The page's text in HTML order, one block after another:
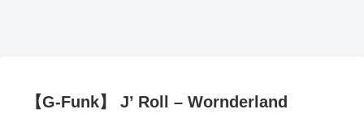
【G-Funk】 J’ Roll – Wornderland